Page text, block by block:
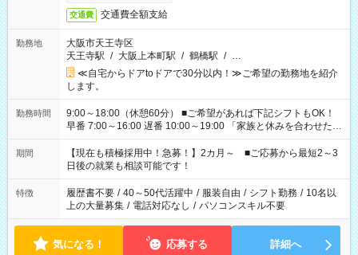
交通費 交通費全額支給
勤務地
大阪市天王寺区
天王寺駅 / 大阪上本町駅 / 鶴橋駅 / …
≪自宅からドアtoドアで30分以内！≫ご希望の勤務地を紹介
します。
勤務時間
9:00～18:00（休憩60分） ■ご希望があれば下記シフトもOK！
早番 7:00～16:00 遅番 10:00～19:00 「家族と休みを合わせた
い」 「余裕を持って夕飯の準備がしたい」 「できれば残業はし
たくない」 など、ご希望を教えてくださいね。 ※Wワーク希望
の方へ 今ご覧のお仕事で希望する勤務時間と、もう1つのお仕事
の勤務時間。 合計で週40時間を超える場合は応募できません。
期間
【現在も積極採用中！急募！】2カ月～ ■ご応募から最短2～3
日後の就業も相談可能です！
特徴 履歴書不要 / 40～50代活躍中 / 服装自由 / シフト勤務 / 10名以
上の大量募集 / 電話対応なし / パソコンスキル不要
気になる！ 応募する 詳細へ